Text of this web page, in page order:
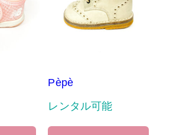
Pèpè
レンタル可能